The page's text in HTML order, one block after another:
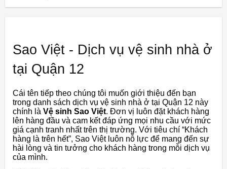
Sao Việt - Dịch vụ vệ sinh nhà ở
tại Quận 12
Cái tên tiếp theo chúng tôi muốn giới thiệu đến bạn
trong danh sách dịch vụ vệ sinh nhà ở tại Quận 12 này
chính là Vệ sinh Sao Việt. Đơn vị luôn đặt khách hàng
lên hàng đầu và cam kết đáp ứng mọi nhu cầu với mức
giá cạnh tranh nhất trên thị trường. Với tiêu chí “Khách
hàng là trên hết”, Sao Việt luôn nỗ lực để mang đến sự
hài lòng và tin tưởng cho khách hàng trong mỗi dịch vụ
của mình.